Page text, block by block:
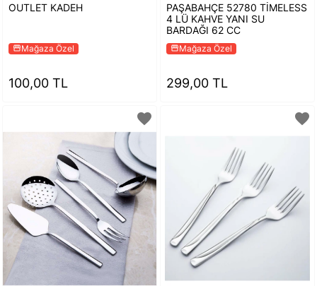
OUTLET KADEH
storefrontMağaza Özel
100,00 TL
PAŞABAHÇE 52780 TİMELESS
4 LÜ KAHVE YANI SU
BARDAĞI 62 CC
storefrontMağaza Özel
299,00 TL
favorite favorite